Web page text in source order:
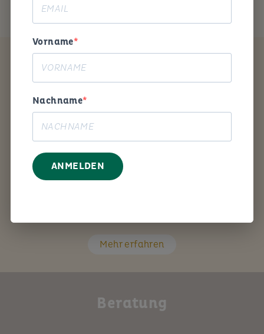
Mit den richtigen Fragen unterstütze ich Sie Schritt
Mehr erfahren
Beratung
Vorname
Nachname
ANMELDEN